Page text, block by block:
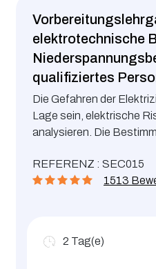
elektrotechnische
qualifiziertes
Die Gefahren der
Lage sein, elektrische
analysieren. Die
und umsetzen.
REFERENZ : SEC015
1513
2 Tag(e)